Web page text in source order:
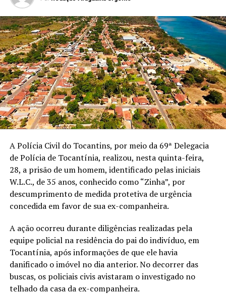
A Polícia Civil do Tocantins, por meio da 69ª Delegacia
de Polícia de Tocantínia, realizou, nesta quinta-feira,
28, a prisão de um homem, identificado pelas iniciais
W.L.C., de 35 anos, conhecido como “Zinha”, por
descumprimento de medida protetiva de urgência
concedida em favor de sua ex-companheira.
A ação ocorreu durante diligências realizadas pela
equipe policial na residência do pai do indivíduo, em
Tocantínia, após informações de que ele havia
danificado o imóvel no dia anterior. No decorrer das
buscas, os policiais civis avistaram o investigado no
telhado da casa da ex-companheira.